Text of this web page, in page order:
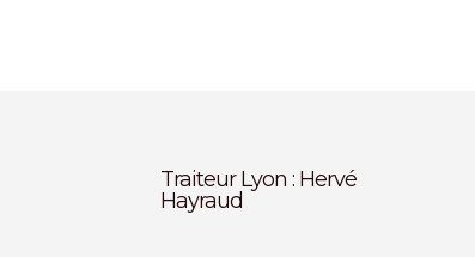
Traiteur Lyon : Hervé
Hayraud